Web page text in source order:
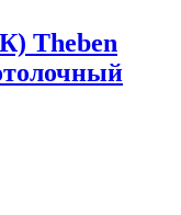
Theben